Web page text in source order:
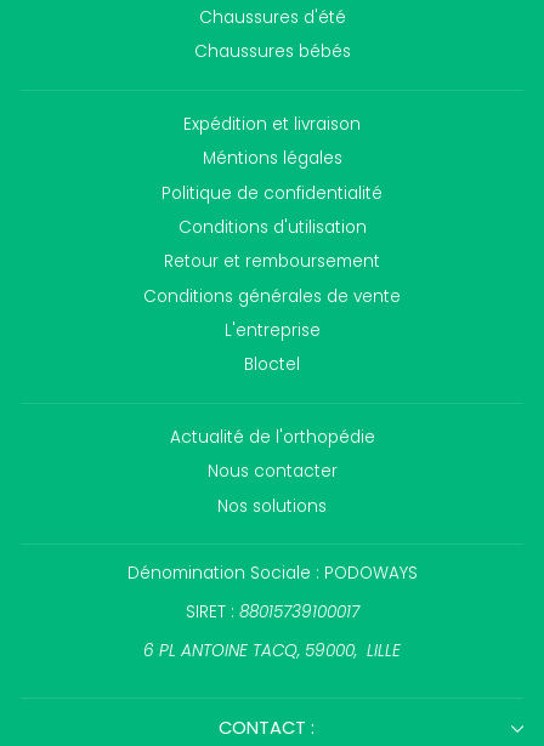
Chaussures d'été
Chaussures bébés
Expédition et livraison
Méntions légales
Politique de confidentialité
Conditions d'utilisation
Retour et remboursement
Conditions générales de vente
L'entreprise
Bloctel
Actualité de l'orthopédie
Nous contacter
Nos solutions
Dénomination Sociale : PODOWAYS
SIRET : 88015739100017
6 PL ANTOINE TACQ, 59000, LILLE
CONTACT :